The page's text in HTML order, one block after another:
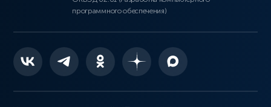
программного обеспечения)